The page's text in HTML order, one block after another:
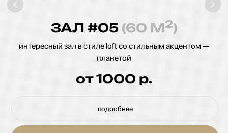
ЗАЛ #08 (50 М2)
зал в стиле loft, солидный и атмосферный. Вашим
клиентам он точно запомнится
от 800 р.
подробнее